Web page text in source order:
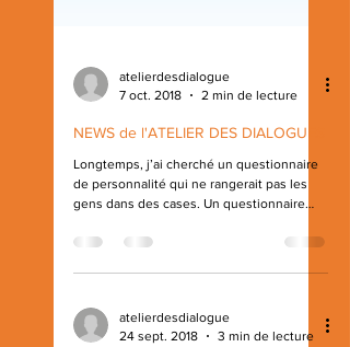
atelierdesdialogue
7 oct. 2018
2 min de lecture
NEWS de l'ATELIER DES DIALOGUES
de personnalité qui ne rangerait pas les
gens dans des cases. Un questionnaire
de leurs propres résultats sans qu’il me
place en position de supposée sachante.